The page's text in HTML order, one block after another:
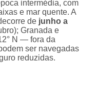
intermédia, com
e mar quente. A
de junho a
Granada e
N — fora da
ser navegadas
reduzidas.